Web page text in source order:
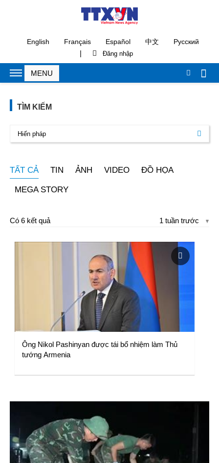
English Français Español 中文 Русский
|
TÌM KIẾM
TẤT CẢ TIN ẢNH VIDEO ĐỒ HỌA
MEGA STORY
Có 6 kết quả 1 tuần trước
Ông Nikol Pashinyan được tái bổ nhiệm làm Thủ
tướng Armenia